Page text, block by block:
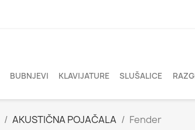
BUBNJEVI KLAVIJATURE SLUŠALICE
AKUSTIČNA POJAČALA Fender